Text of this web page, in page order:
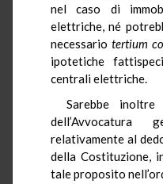
nel caso di
elettriche, né
necessario tertium
ipotetiche
centrali elettriche.
Sarebbe inoltre
dell’Avvocatura
relativamente al
della Costituzione,
tale proposito